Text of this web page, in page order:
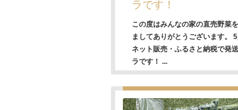
ラです！
この度はみんなの家の直売野菜
ましてありがとうございます。
ネット販売・ふるさと納税で発
ラです！ ...